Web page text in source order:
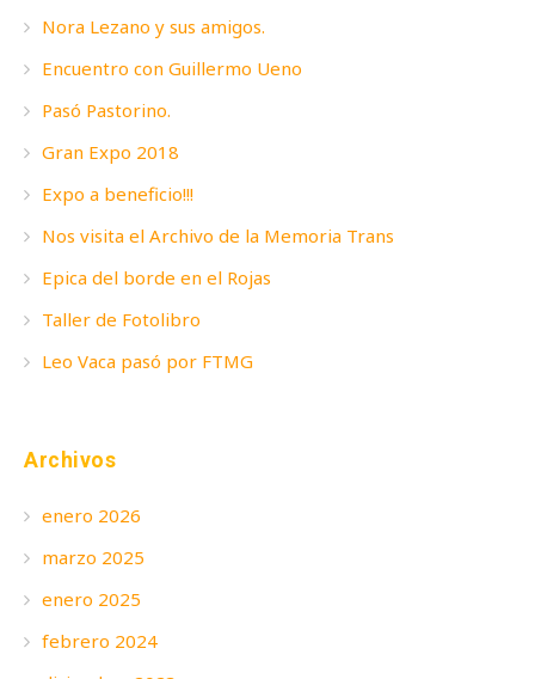
Nora Lezano y sus amigos.
Encuentro con Guillermo Ueno
Pasó Pastorino.
Gran Expo 2018
Expo a beneficio!!!
Nos visita el Archivo de la Memoria Trans
Epica del borde en el Rojas
Taller de Fotolibro
Leo Vaca pasó por FTMG
Archivos
enero 2026
marzo 2025
enero 2025
febrero 2024